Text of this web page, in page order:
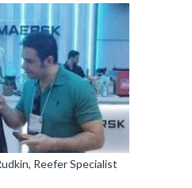
Reefer Specialist